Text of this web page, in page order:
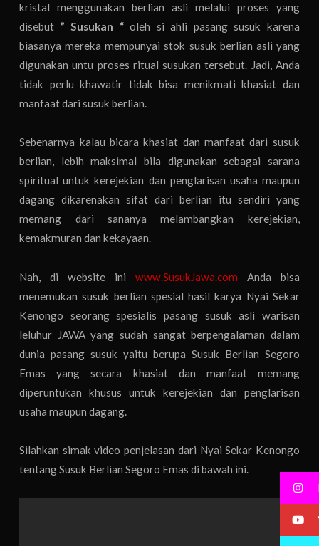
kristal menggunakan berlian asli melalui proses yang
disebut ” Susukan “oleh si ahli pasang susuk karena
biasanya mereka mempunyai stok susuk berlian asli yang
digunakan untu proses ritual susukan tersebut. Jadi, Anda
tidak perlu khawatir tidak bisa menikmati khasiat dan
manfaat dari susuk berlian.
Sebenarnya kalau bicara khasiat dan manfaat dari susuk
berlian, lebih maksimal bila digunakan sebagai sarana
spiritual untuk kerejekian dan penglarisan usaha maupun
dagang dikarenakan sifat dari berlian itu sendiri yang
memang dari sananya melambangkan kerejekian,
kemakmuran dan kekayaan.
Nah, di website ini www.SusukJawa.com Anda bisa
menemukan susuk berlian spesial hasil karya Nyai Sekar
Kenongo seorang spesialis pasang susuk asli warisan
leluhur JAWA yang sudah sangat berpengalaman dalam
dunia pasang susuk yaitu berupa Susuk Berlian Segoro
Emas yang secara khasiat dan manfaat memang
diperuntukan khusus untuk kerejekian dan penglarisan
usaha maupun dagang.
Silahkan simak video penjelasan dari Nyai Sekar Kenongo
tentang Susuk Berlian Segoro Emas di bawah ini.